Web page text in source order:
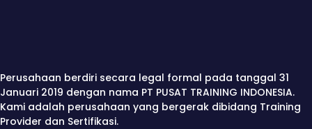
Perusahaan berdiri secara legal formal pada tanggal 31
Januari 2019 dengan nama PT PUSAT TRAINING INDONESIA.
Kami adalah perusahaan yang bergerak dibidang Training
Provider dan Sertifikasi.